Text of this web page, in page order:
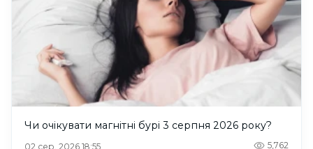
Чи очікувати магнітні бурі 3 серпня 2026 року?
02 сер. 2026 18:55 5,762